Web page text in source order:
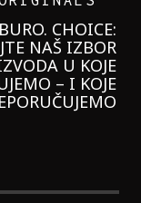
KREMU I
NIKADA NIŠTA
NISAM
KORISTILA